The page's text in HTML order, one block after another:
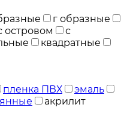
г образные
островом
с
квадратные
пленка ПВХ
эмаль
акрилит